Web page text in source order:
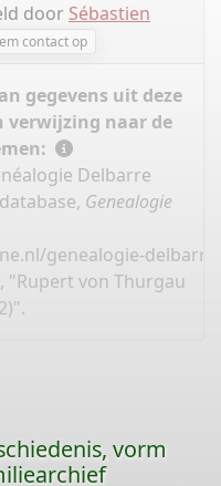
door Sébastien
contact op
gegevens uit deze
verwijzing naar de
Delbarre
Genealogie
genealogie-
"Rupert von Thurgau
vorm